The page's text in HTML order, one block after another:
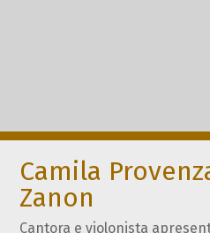
Camila
Zanon
Cantora e violonista